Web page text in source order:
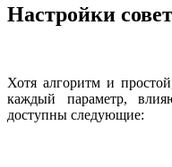
Настройки
Хотя алгоритм и
каждый параметр,
доступны следующие: